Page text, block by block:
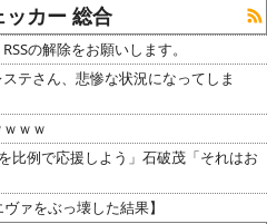
ッカー 総合
の解除をお願いします。
テさん、悲惨な状況になってしま
ｗｗ
比例で応援しよう」石破茂「それはお
ァをぶっ壊した結果】